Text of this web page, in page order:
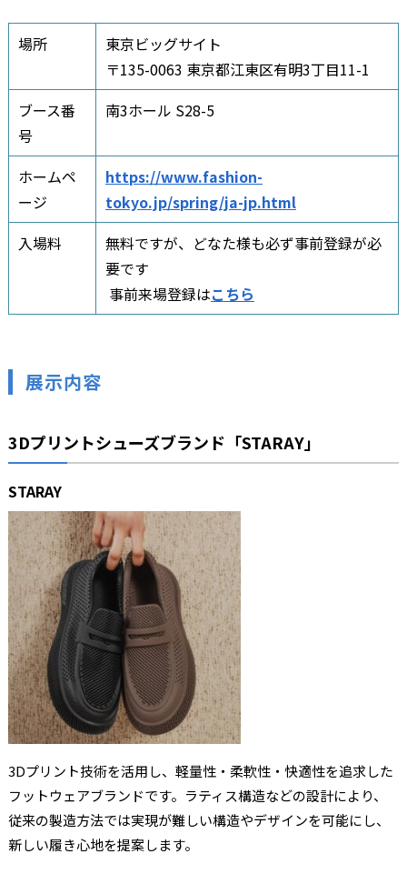
場所
東京ビッグサイト
〒135-0063 東京都江東区有明3丁目11-1
ブース番
号
南3ホール S28-5
ホームペ
ージ
https://www.fashion-
tokyo.jp/spring/ja-jp.html
入場料
無料ですが、どなた様も必ず事前登録が必
要です
事前来場登録はこちら
展示内容
3Dプリントシューズブランド「STARAY」
STARAY
3Dプリント技術を活用し、軽量性・柔軟性・快適性を追求した
フットウェアブランドです。ラティス構造などの設計により、
従来の製造方法では実現が難しい構造やデザインを可能にし、
新しい履き心地を提案します。